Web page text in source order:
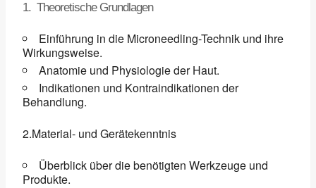
1. Theoretische Grundlagen
Einführung in die Microneedling-Technik und ihre
Wirkungsweise.
Anatomie und Physiologie der Haut.
Indikationen und Kontraindikationen der
Behandlung.
2.Material- und Gerätekenntnis
Überblick über die benötigten Werkzeuge und
Produkte.